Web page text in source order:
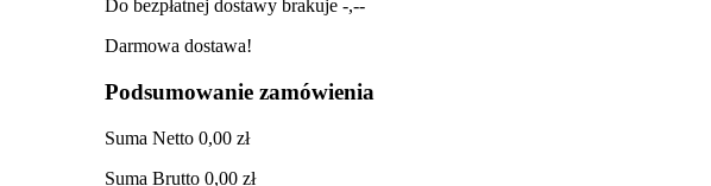
Do bezpłatnej dostawy brakuje -,--
Darmowa dostawa!
Podsumowanie zamówienia
Suma Netto 0,00 zł
Suma Brutto 0,00 zł